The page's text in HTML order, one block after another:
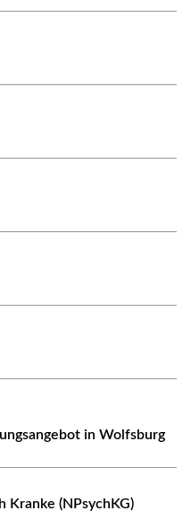
in Wolfsburg
Kranke (NPsychKG)